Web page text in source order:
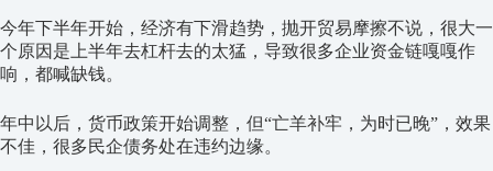
今年下半年开始，经济有下滑趋势，抛开贸易摩擦不说，很大一
个原因是上半年去杠杆去的太猛，导致很多企业资金链嘎嘎作
响，都喊缺钱。
年中以后，货币政策开始调整，但“亡羊补牢，为时已晚”，效果
不佳，很多民企债务处在违约边缘。